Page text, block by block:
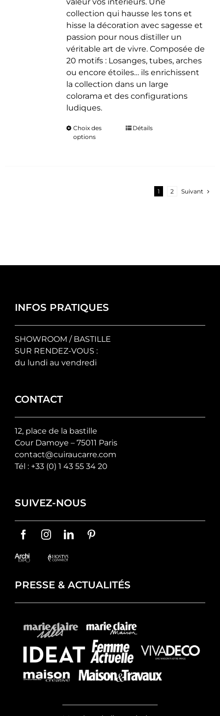
collection qui hausse les tons et
hisse la décoration avec sagesse et
passion pour nous distiller un
véritable art de vivre. Composée de
20 motifs : Losanges, tubes, arches
ou encore étoiles… ils enrichissent
la collection dans un large
colorama et des configurations
ludiques.
Choix des
options
Ce
options
Détails
1 2 Suivant
INFOS PRATIQUES
SHOWROOM / BASTILLE
SUR RENDEZ-VOUS :
du lundi au vendredi
CONTACT
12, place de la bastille
Cour Damoye – 75011 Paris
contact@cuiraucarre.com
Tél : +33 (0) 1 43 55 34 20
SUIVEZ-NOUS
PRESSE & ACTUALITÉS